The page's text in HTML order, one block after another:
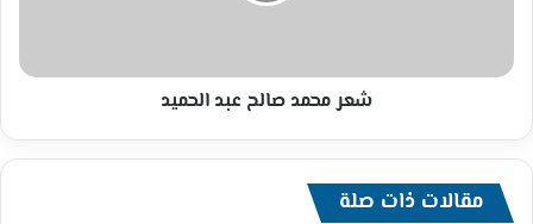
شعر محمد صالح عبد الحميد
مقالات ذات صلة